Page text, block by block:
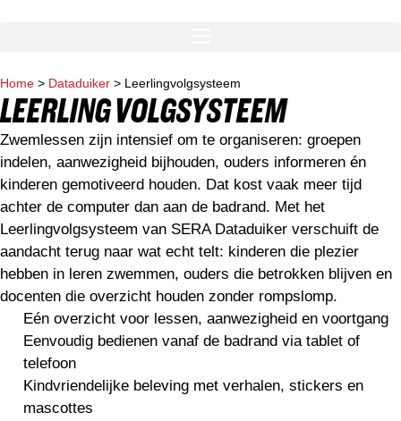
Home > Dataduiker > Leerlingvolgsysteem
LEERLING VOLGSYSTEEM
Zwemlessen zijn intensief om te organiseren: groepen
indelen, aanwezigheid bijhouden, ouders informeren én
kinderen gemotiveerd houden. Dat kost vaak meer tijd
achter de computer dan aan de badrand. Met het
Leerlingvolgsysteem van SERA Dataduiker verschuift de
aandacht terug naar wat echt telt: kinderen die plezier
hebben in leren zwemmen, ouders die betrokken blijven en
docenten die overzicht houden zonder rompslomp.
Eén overzicht voor lessen, aanwezigheid en voortgang
Eenvoudig bedienen vanaf de badrand via tablet of
telefoon
Kindvriendelijke beleving met verhalen, stickers en
mascottes